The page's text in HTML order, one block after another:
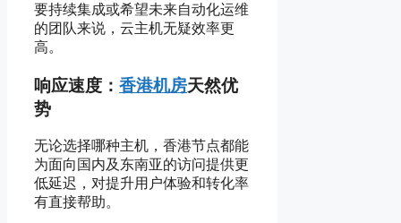
要持续集成或希望未来自动化运维
的团队来说，云主机无疑效率更
高。
响应速度： 香港机房天然优
势
无论选择哪种主机，香港节点都能
为面向国内及东南亚的访问提供更
低延迟，对提升用户体验和转化率
有直接帮助。